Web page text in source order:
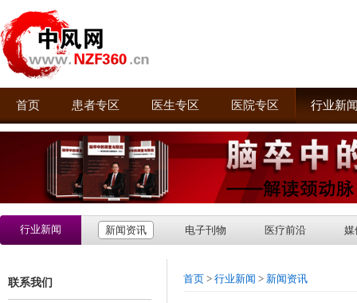
首页 患者专区 医生专区 医院专区 行业新
行业新闻 新闻资讯 电子刊物 医疗前沿 媒
联系我们 首页 > 行业新闻 > 新闻资讯